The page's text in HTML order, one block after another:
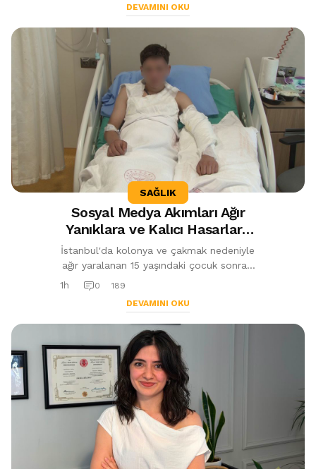
DEVAMINI OKU
SAĞLIK
Sosyal Medya Akımları Ağır
Yanıklara ve Kalıcı Hasarlara
Yol Açabiliyor
İstanbul'da kolonya ve çakmak nedeniyle
ağır yaralanan 15 yaşındaki çocuk sonrası
uzmanlar uyardı. Alkol içeren ürünlerle
1h 0
189
DEVAMINI OKU